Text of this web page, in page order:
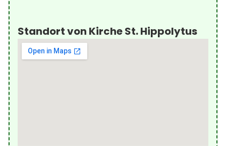
Standort von Kirche St. Hippolytus